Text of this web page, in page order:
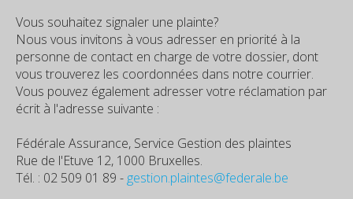
Vous souhaitez signaler une plainte?
Nous vous invitons à vous adresser en priorité à la
personne de contact en charge de votre dossier, dont
vous trouverez les coordonnées dans notre courrier.
Vous pouvez également adresser votre réclamation par
écrit à l'adresse suivante :
Fédérale Assurance, Service Gestion des plaintes
Rue de l'Etuve 12, 1000 Bruxelles.
Tél. : 02 509 01 89 - gestion.plaintes@federale.be